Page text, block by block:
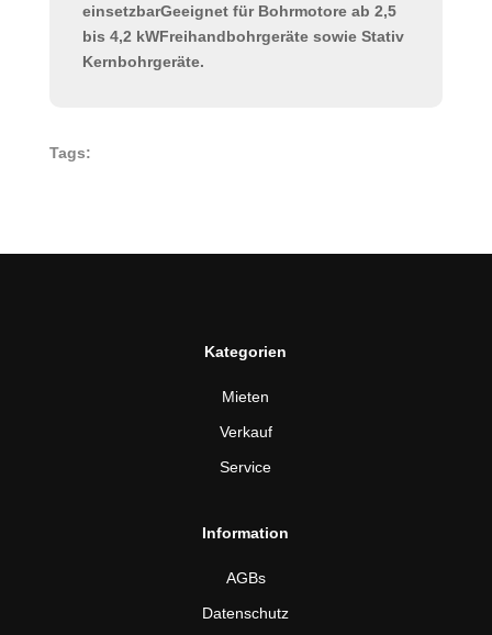
einsetzbarGeeignet für Bohrmotore ab 2,5
bis 4,2 kWFreihandbohrgeräte sowie Stativ
Kernbohrgeräte.
Tags:
Kategorien
Mieten
Verkauf
Service
Information
AGBs
Datenschutz